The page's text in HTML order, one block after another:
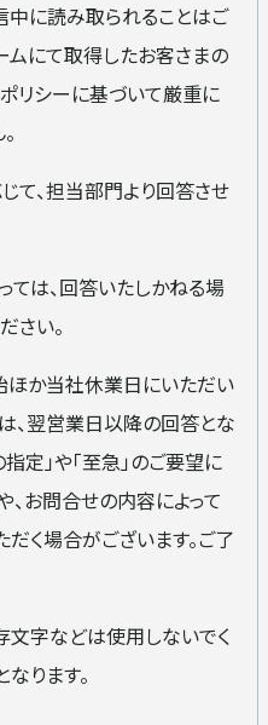
会社概要
取引先一覧
登録許可・保有資格
中に読み取られることはご
ムにて取得したお客さまの
リシーに基づいて厳重に
て、担当部門より回答させ
ては、回答いたしかねる場
さい。
ほか当社休業日にいただい
、翌営業日以降の回答とな
指定」や「至急」のご要望に
お問合せの内容によって
く場合がございます。ご了
文字などは使用しないでく
ります。